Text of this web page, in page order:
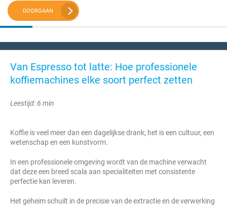
DOORGAAN
Van Espresso tot latte: Hoe professionele
koffiemachines elke soort perfect zetten
Leestijd: 6 min
Koffie is veel meer dan een dagelijkse drank; het is een cultuur, een
wetenschap en een kunstvorm.
In een professionele omgeving wordt van de machine verwacht
dat deze een breed scala aan specialiteiten met consistente
perfectie kan leveren.
Het geheim schuilt in de precisie van de extractie en de verwerking